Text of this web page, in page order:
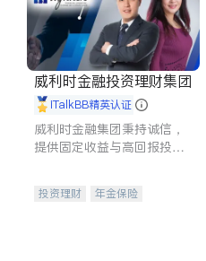
威利时金融投资理财集团
iTalkBB精英认证
威利时金融集团秉持诚信，
提供固定收益与高回报投资
合，助力客户实现目标
投资理财
年金保险